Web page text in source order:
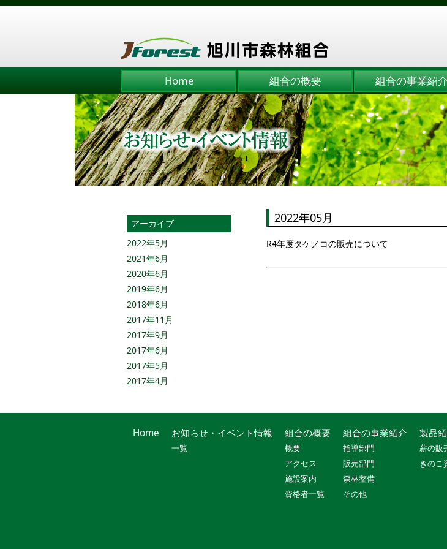
Home 組合の概要 組合の事業紹
2022年05月
R4年度タケノコの販売について
アーカイブ
2022年5月
2021年6月
2020年6月
2019年6月
2018年6月
2017年11月
2017年9月
2017年6月
2017年5月
2017年4月
Home お知らせ・イベント情報
一覧
組合の概要
概要
アクセス
施設案内
資格者一覧
組合の事業紹介
指導部門
販売部門
森林整備
その他
製品
薪の販
きのこ